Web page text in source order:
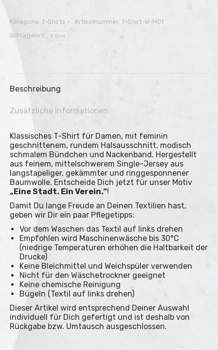
Stadt.
Ein
Verein.
Kategorie: T-Shirts Artikelnummer: T-Shirt-W-M01
Schlagwort:
T-Shirt
Beschreibung
Zusätzliche Informationen
Klassisches T-Shirt für Damen, mit feminin
geschnittenem, rundem Halsausschnitt, modisch
schmalem Bündchen und Nackenband. Hergestellt
aus feinem, mittelschwerem Single-Jersey aus
langstapeliger, gekämmter und ringgesponnener
Baumwolle. Entscheide Dich jetzt für unser Motiv
„Eine Stadt. Ein Verein.“!
Damit Du lange Freude an Deinen Textilien hast,
geben wir Dir ein paar Pflegetipps:
Vor dem Waschen das Textil auf links drehen
Empfohlen wird Maschinenwäsche bis 30°C
(niedrige Temperaturen erhöhen die Haltbarkeit der
Drucke)
Keine Bleichmittel und Weichspüler verwenden
Nicht für den Wäschetrockner geeignet
Keine chemische Reinigung
Bügeln (Textil auf links drehen)
Dieser Artikel wird entsprechend Deiner Auswahl
individuell für Dich gefertigt und ist deshalb von
Rückgabe bzw. Umtausch ausgeschlossen.